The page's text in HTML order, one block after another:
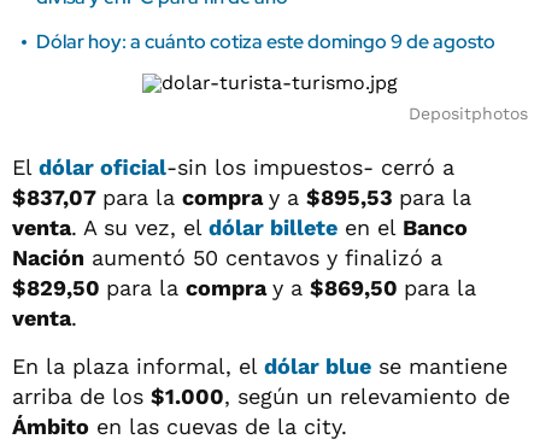
Dólar hoy: a cuánto cotiza este domingo 9 de agosto
Depositphotos
El dólar oficial-sin los impuestos- cerró a
$837,07 para la compray a $895,53 para la
venta. A su vez, el dólar billete en el Banco
Nación aumentó 50 centavos y finalizó a
$829,50 para la compray a $869,50 para la
venta.
En la plaza informal, el dólar blue se mantiene
arriba de los $1.000, según un relevamiento de
Ámbito en las cuevas de la city.